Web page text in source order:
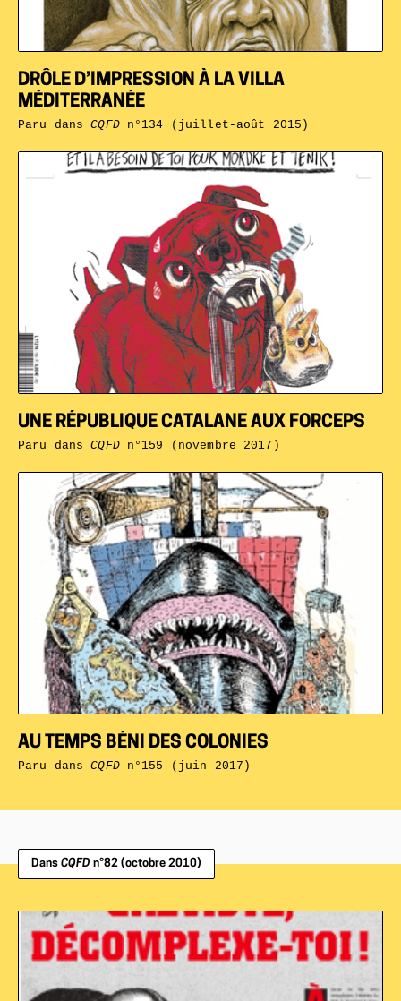
AU TEMPS BÉNI DES COLONIES
Paru dansCQFDn°155 (juin 2017)
UNE RÉPUBLIQUE CATALANE AUX FORCEPS
Paru dansCQFDn°159 (novembre 2017)
DRÔLE D’IMPRESSION À LA VILLA
MÉDITERRANÉE
Paru dansCQFDn°134 (juillet-août 2015)
Dans CQFD n°82 (octobre 2010)